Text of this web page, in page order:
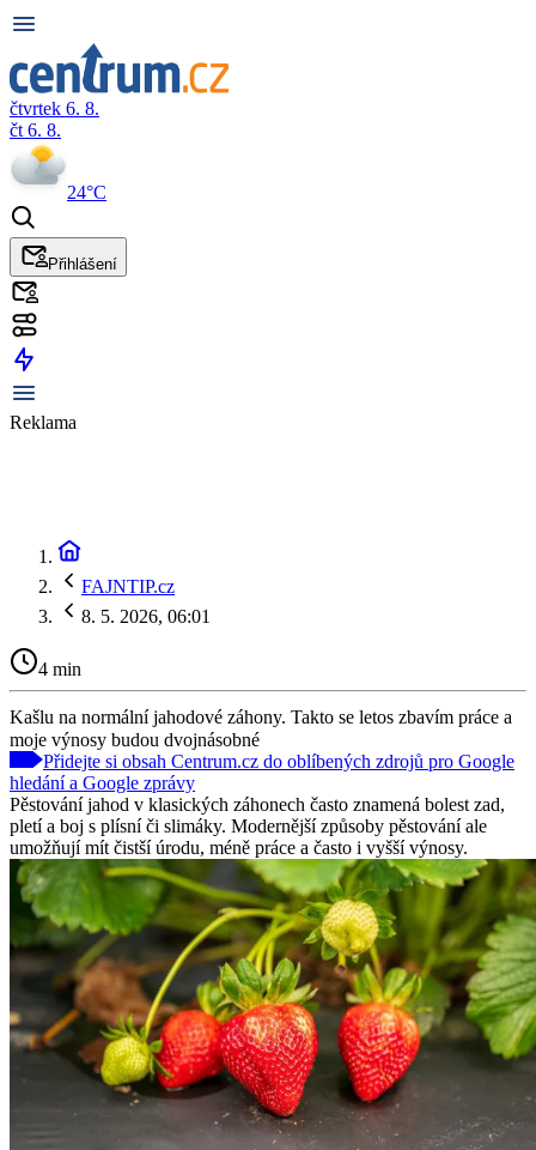
čtvrtek 6. 8.
čt 6. 8.
24°C
Přihlášení
Reklama
FAJNTIP.cz
8. 5. 2026, 06:01
4 min
Kašlu na normální jahodové záhony. Takto se letos zbavím práce a
moje výnosy budou dvojnásobné
Přidejte si obsah Centrum.cz do oblíbených zdrojů pro Google
hledání a Google zprávy
Pěstování jahod v klasických záhonech často znamená bolest zad,
pletí a boj s plísní či slimáky. Modernější způsoby pěstování ale
umožňují mít čistší úrodu, méně práce a často i vyšší výnosy.